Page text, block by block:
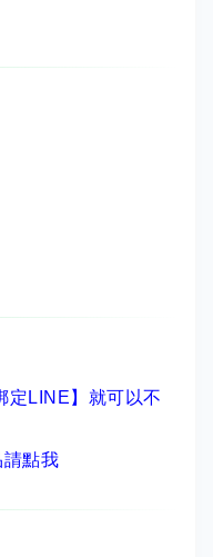
定LINE】 就可以不
點我